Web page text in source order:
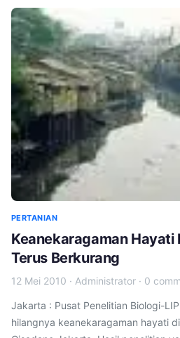
PERTANIAN
Keanekaragaman Hayati
Terus Berkurang
12 Mei 2010 · Administrator · 0
Jakarta : Pusat Penelitian Biologi-
hilangnya keanekaragaman hayati